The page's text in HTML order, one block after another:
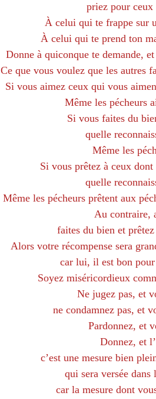
priez pour
À celui qui te frappe sur
À celui qui te prend ton
Donne à quiconque te demande,
Ce que vous voulez que les autres
Si vous aimez ceux qui vous
Même les pécheurs
Si vous faites du
quelle
Même les
Si vous prêtez à ceux
quelle
Même les pécheurs prêtent aux
Au contraire,
faites du bien et
Alors votre récompense sera
car lui, il est bon
Soyez miséricordieux
Ne jugez pas, et
ne condamnez pas, et
Pardonnez, et
Donnez, et
c’est une mesure bien
qui sera versée
car la mesure dont